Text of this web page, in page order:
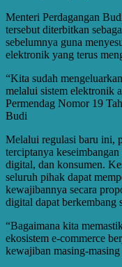
Menteri Perdagangan
tersebut diterbitkan
sebelumnya guna
elektronik yang terus
“Kita sudah
melalui sistem elektronik
Permendag Nomor 19
Budi
Melalui regulasi baru ini,
terciptanya
digital, dan konsumen.
seluruh pihak dapat
kewajibannya secara
digital dapat berkembang
“Bagaimana kita
ekosistem e-commerce
kewajiban masing-